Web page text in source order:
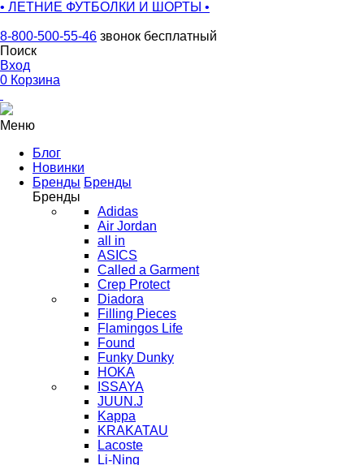
• ЛЕТНИЕ ФУТБОЛКИ И ШОРТЫ •
8-800-500-55-46 звонок бесплатный
Поиск
Вход
0 Корзина
Меню
Блог
Новинки
Бренды Бренды
Бренды
Adidas
Air Jordan
all in
ASICS
Called a Garment
Crep Protect
Diadora
Filling Pieces
Flamingos Life
Found
Funky Dunky
HOKA
ISSAYA
JUUN.J
Kappa
KRAKATAU
Lacoste
Li-Ning